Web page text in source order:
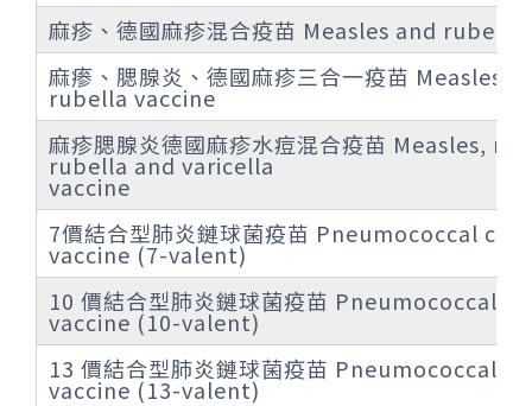
麻疹、德國麻疹混合疫苗 Measles and rubella
麻瘆、腮腺炎、德國麻疹三合一疫苗 Measles,
rubella vaccine
麻疹腮腺炎德國麻疹水痘混合疫苗 Measles,
rubella and varicella
vaccine
7價結合型肺炎鏈球菌疫苗 Pneumococcal
vaccine (7-valent)
10 價結合型肺炎鏈球菌疫苗 Pneumococcal
vaccine (10-valent)
13 價結合型肺炎鏈球菌疫苗 Pneumococcal
vaccine (13-valent)